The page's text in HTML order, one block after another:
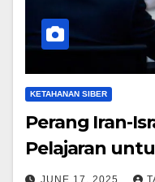
KETAHANAN SIBER
Perang Iran-
Pelajaran
JUNE 17, 2025